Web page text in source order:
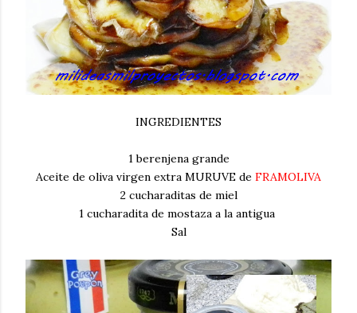
INGREDIENTES
1 berenjena grande
Aceite de oliva virgen extra MURUVE de FRAMOLIVA
2 cucharaditas de miel
1 cucharadita de mostaza a la antigua
Sal